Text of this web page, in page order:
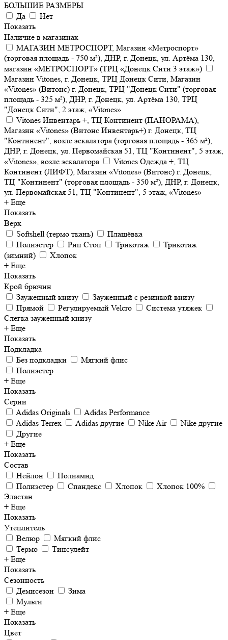
БОЛЬШИЕ РАЗМЕРЫ
Да
Нет
Показать
Наличие в магазинах
МАГАЗИН МЕТРОСПОРТ, Магазин «Метроспорт»
(торговая площадь - 750 м²), ДНР, г. Донецк, ул. Артёма 130,
магазин «МЕТРОСПОРТ» (ТРЦ «Донецк Сити 3 этаж»)
Магазин Vitones, г. Донецк, ТРЦ Донецк Сити, Магазин
«Vitones» (Витонс) г. Донецк, ТРЦ "Донецк Сити" (торговая
площадь - 325 м²), ДНР, г. Донецк, ул. Артёма 130, ТРЦ
"Донецк Сити", 2 этаж, «Vitones»
Vitones Инвентарь +, ТЦ Континент (ПАНОРАМА),
Магазин «Vitones» (Витонс Инвентарь+) г. Донецк, ТЦ
"Континент", возле эскалатора (торговая площадь - 365 м²),
ДНР, г. Донецк, ул. Первомайская 51, ТЦ "Континент", 5 этаж,
«Vitones», возле эскалатора
Vitones Одежда +, ТЦ
Континент (ЛИФТ), Магазин «Vitones» (Витонс) г. Донецк,
ТЦ "Континент" (торговая площадь - 350 м²), ДНР, г. Донецк,
ул. Первомайская 51, ТЦ "Континент", 5 этаж, «Vitones»
+ Еще
Показать
Верх
Softshell (термо ткань)
Плащёвка
Полиэстер
Рип Стоп Трикотаж
Трикотаж
(зимний)
Хлопок
+ Еще
Показать
Крой брючин
Зауженный книзу
Зауженный с резинкой внизу
Прямой
Регулируемый Velcro
Система утяжек
Слегка зауженный книзу
+ Еще
Показать
Подкладка
Без подкладки
Мягкий флис
Полиэстер
+ Еще
Показать
Серии
Adidas Originals
Adidas Performance
Adidas Terrex
Adidas другие Nike Air
Nike другие
Другие
+ Еще
Показать
Состав
Нейлон
Полиамид
Полиэстер
Спандекс Хлопок
Хлопок 100%
Эластан
+ Еще
Показать
Утеплитель
Велюр
Мягкий флис
Термо
Тинсулейт
+ Еще
Показать
Сезонность
Демисезон
Зима
Мульти
+ Еще
Показать
Цвет